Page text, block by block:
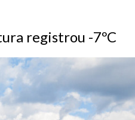
registrou -7ºC